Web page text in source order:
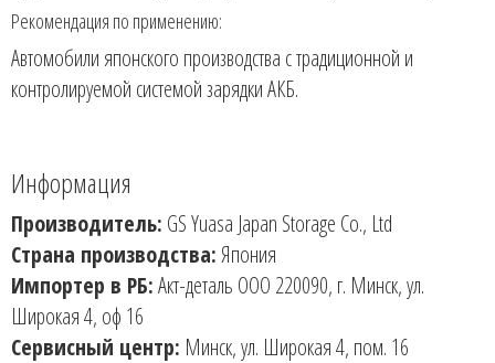
Рекомендация по применению:
Автомобили японского производства с традиционной и
контролируемой системой зарядки АКБ.
Информация
Производитель: GS Yuasa Japan Storage Co., Ltd
Страна производства:Япония
Импортер в РБ:Акт-деталь ООО 220090, г. Минск, ул.
Широкая 4, оф 16
Сервисный центр: Минск, ул. Широкая 4, пом. 16